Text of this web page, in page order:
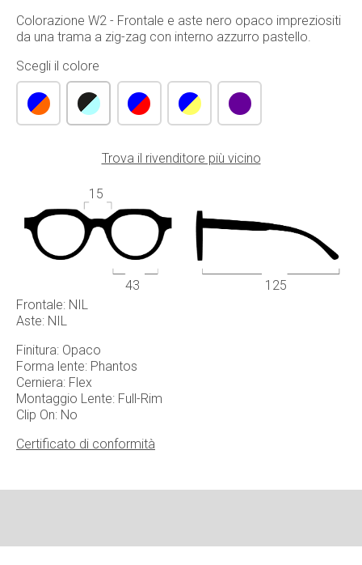
Frontale: NIL
Aste: NIL
Finitura: Opaco
Forma lente: Phantos
Cerniera: Flex
Montaggio Lente: Full-Rim
Clip On: No
Certificato di conformità
Colorazione W2 - Frontale e aste nero opaco impreziositi
da una trama a zig-zag con interno azzurro pastello.
Scegli il colore
Trova il rivenditore più vicino
43
15
125